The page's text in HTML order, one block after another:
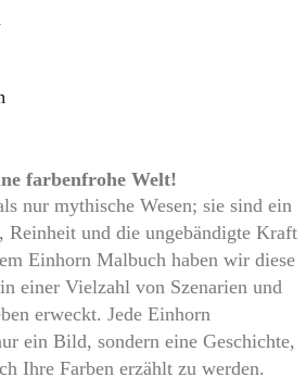
farbenfrohe Welt!
nur mythische Wesen; sie sind ein
und die ungebändigte Kraft
Einhorn Malbuch haben wir diese
einer Vielzahl von Szenarien und
erweckt. Jede Einhorn
ein Bild, sondern eine Geschichte,
Ihre Farben erzählt zu werden.